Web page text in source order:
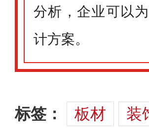
分析，企业可以
计方案。
标签： 板材 装